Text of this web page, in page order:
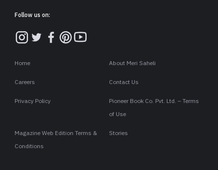
Follow us on:
Home About Meri Saheli
Careers Contact Us
Privacy Policy
Pioneer Book Co. Pvt. Ltd. – Terms
of Use
Magazine Web Edition Terms &
Conditions
Stories